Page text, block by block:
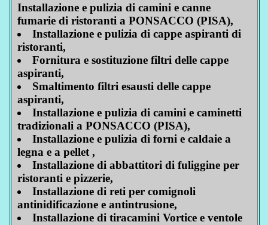
Installazione e pulizia di camini e canne
fumarie di ristoranti a PONSACCO (PISA),
Installazione e pulizia di cappe aspiranti di
ristoranti,
Fornitura e sostituzione filtri delle cappe
aspiranti,
Smaltimento filtri esausti delle cappe
aspiranti,
Installazione e pulizia di camini e caminetti
tradizionali a PONSACCO (PISA),
Installazione e pulizia di forni e caldaie a
legna e a pellet ,
Installazione di abbattitori di fuliggine per
ristoranti e pizzerie,
Installazione di reti per comignoli
antinidificazione e antintrusione,
Installazione di tiracamini Vortice e ventole